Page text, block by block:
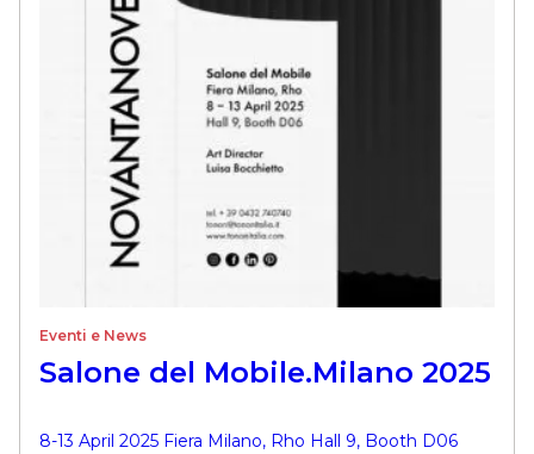
Eventi e News
Salone del Mobile.Milano 2025
8-13 April 2025 Fiera Milano, Rho Hall 9, Booth D06